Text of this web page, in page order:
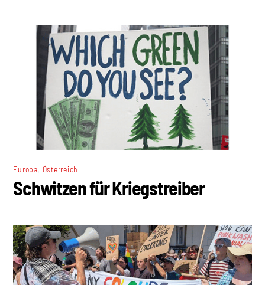
Europa Österreich
Schwitzen für Kriegstreiber